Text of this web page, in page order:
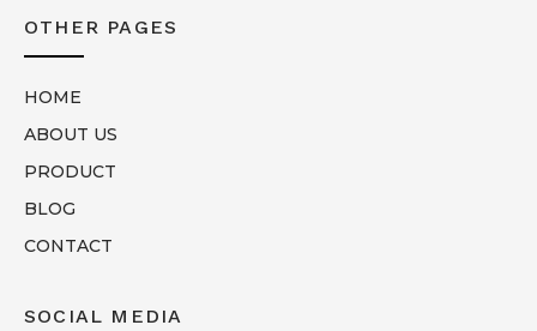
OTHER PAGES
HOME
ABOUT US
PRODUCT
BLOG
CONTACT
SOCIAL MEDIA